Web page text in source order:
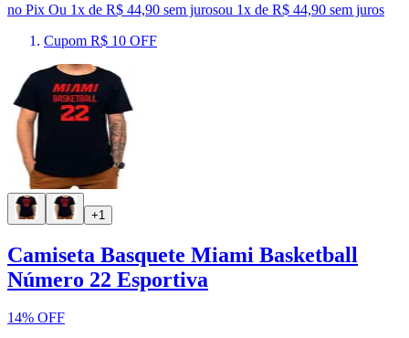
no Pix Ou 1x de R$ 44,90 sem jurosou 1x de R$ 44,90 sem juros
Cupom R$ 10 OFF
+1
Camiseta Basquete Miami Basketball
Número 22 Esportiva
14% OFF